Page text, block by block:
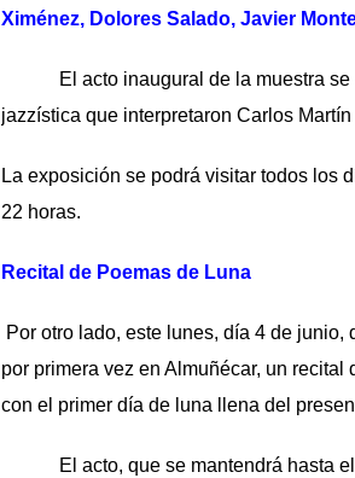
Ximénez, Dolores Salado, Javier
El acto inaugural de la muestra se
jazzística que interpretaron Carlos Martín
La exposición se podrá visitar todos los
22 horas.
Recital de Poemas de Luna
Por otro lado, este lunes, día 4 de
por primera vez en Almuñécar, un
con el primer día de luna llena del
El acto, que se mantendrá hasta el